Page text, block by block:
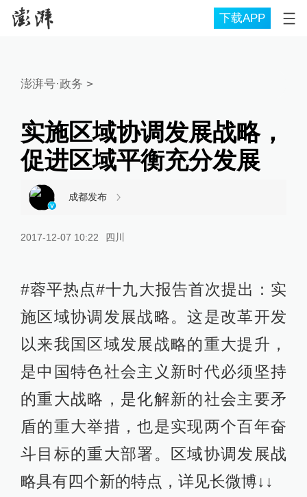
下载APP
澎湃号·政务 >
实施区域协调发展战略，
促进区域平衡充分发展
成都发布
2017-12-07 10:22 四川
#蓉平热点#十九大报告首次提出：实
施区域协调发展战略。这是改革开发
以来我国区域发展战略的重大提升，
是中国特色社会主义新时代必须坚持
的重大战略，是化解新的社会主要矛
盾的重大举措，也是实现两个百年奋
斗目标的重大部署。区域协调发展战
略具有四个新的特点，详见长微博↓↓